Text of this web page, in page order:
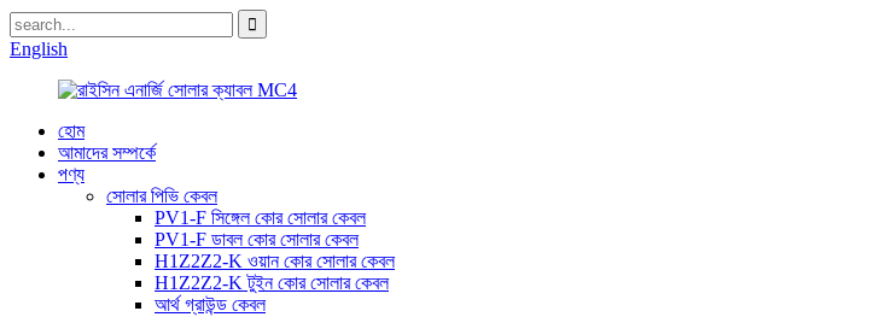
English
হোম
আমাদের সম্পর্কে
পণ্য
সোলার পিভি কেবল
PV1-F সিঙ্গেল কোর সোলার কেবল
PV1-F ডাবল কোর সোলার কেবল
H1Z2Z2-K ওয়ান কোর সোলার কেবল
H1Z2Z2-K টুইন কোর সোলার কেবল
আর্থ গ্রাউন্ড কেবল